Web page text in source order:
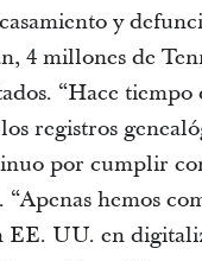
y
4 millones de
“Hace
registros
por cumplir
hemos
UU. en